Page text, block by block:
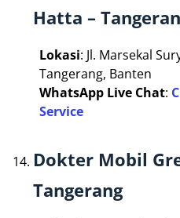
Hatta –
Lokasi: Jl. Marsekal
Tangerang, Banten
WhatsApp Live Chat:
Service
Dokter Mobil
Tangerang